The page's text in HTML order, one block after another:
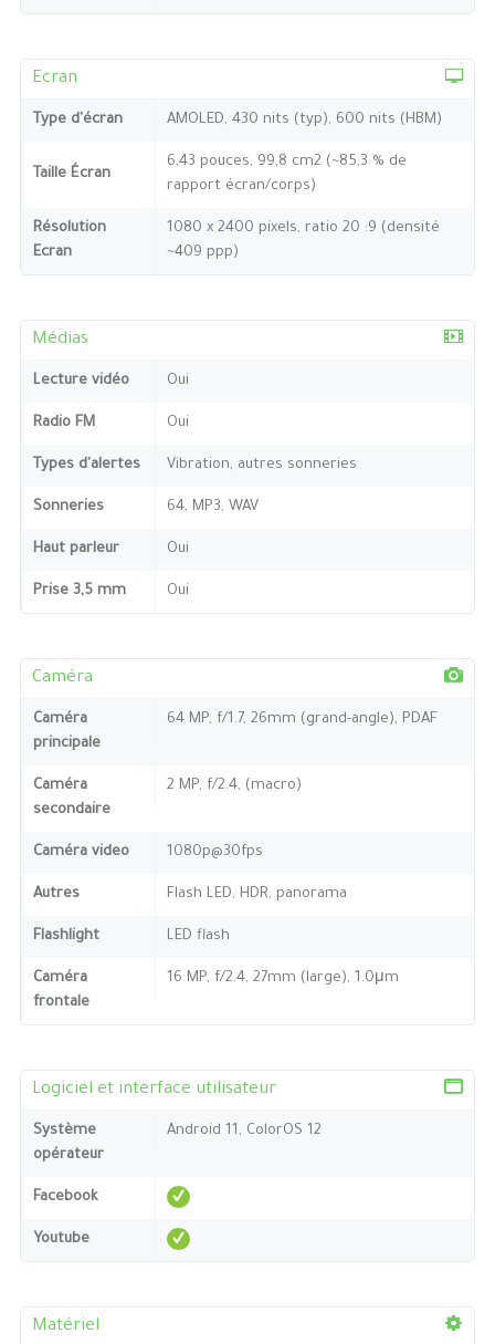
Ecran
Type d'écran AMOLED, 430 nits (typ), 600 nits (HBM)
Taille Écran
6,43 pouces, 99,8 cm2 (~85,3 % de
rapport écran/corps)
Résolution
Ecran
1080 x 2400 pixels, ratio 20 :9 (densité
~409 ppp)
Médias
Lecture vidéo Oui
Radio FM Oui
Types d'alertes Vibration, autres sonneries
Sonneries 64, MP3, WAV
Haut parleur Oui
Prise 3,5 mm Oui
Caméra
Caméra
principale
64 MP, f/1.7, 26mm (grand-angle), PDAF
Caméra
secondaire
2 MP, f/2.4, (macro)
Caméra video 1080p@30fps
Autres Flash LED, HDR, panorama
Flashlight LED flash
Caméra
frontale
16 MP, f/2.4, 27mm (large), 1.0μm
Logiciel et interface utilisateur
Système
opérateur
Android 11, ColorOS 12
Facebook
Youtube
Matériel